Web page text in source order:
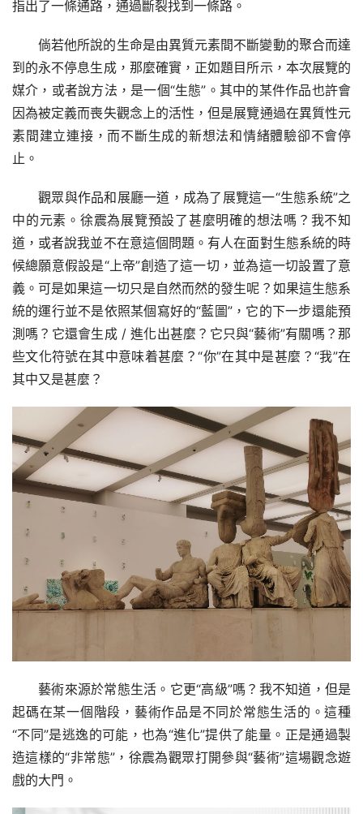
指出了一條通路，通過斷裂找到一條路。
倘若他所說的生命是由異質元素間不斷變動的聚合而達
到的永不停息生成，那麼確實，正如題目所示，本次展覽的
媒介，或者說方法，是一個“生態”。其中的某件作品也許會
因為被定義而喪失觀念上的活性，但是展覽通過在異質性元
素間建立連接，而不斷生成的新想法和情緒體驗卻不會停
止。
觀眾與作品和展廳一道，成為了展覽這一“生態系統”之
中的元素。徐震為展覽預設了甚麼明確的想法嗎？我不知
道，或者說我並不在意這個問題。有人在面對生態系統的時
候總願意假設是“上帝”創造了這一切，並為這一切設置了意
義。可是如果這一切只是自然而然的發生呢？如果這生態系
統的運行並不是依照某個寫好的“藍圖”，它的下一步還能預
測嗎？它還會生成 / 進化出甚麼？它只與“藝術”有關嗎？那
些文化符號在其中意味着甚麼？“你”在其中是甚麼？“我”在
其中又是甚麼？
藝術來源於常態生活。它更“高級”嗎？我不知道，但是
起碼在某一個階段，藝術作品是不同於常態生活的。這種
“不同”是逃逸的可能，也為“進化”提供了能量。正是通過製
造這樣的“非常態”，徐震為觀眾打開參與“藝術”這場觀念遊
戲的大門。